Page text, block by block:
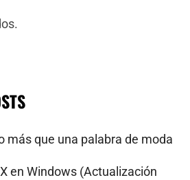
más que una palabra de moda
en Windows (Actualización